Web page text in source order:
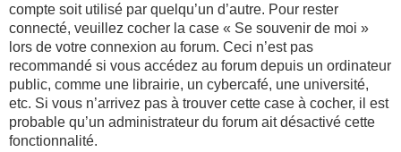
compte soit utilisé par quelqu’un d’autre. Pour rester
connecté, veuillez cocher la case « Se souvenir de moi »
lors de votre connexion au forum. Ceci n’est pas
recommandé si vous accédez au forum depuis un ordinateur
public, comme une librairie, un cybercafé, une université,
etc. Si vous n’arrivez pas à trouver cette case à cocher, il est
probable qu’un administrateur du forum ait désactivé cette
fonctionnalité.